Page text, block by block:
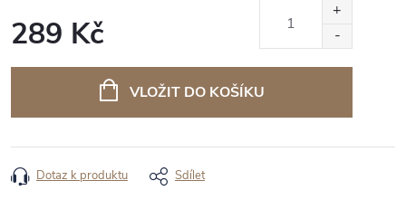
289 Kč
VLOŽIT DO KOŠÍKU
Dotaz k produktu Sdílet